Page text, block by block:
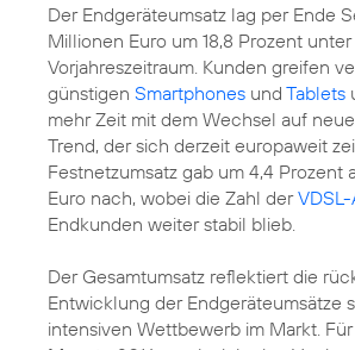
Der Endgeräteumsatz lag per Ende
Millionen Euro um 18,8 Prozent
Vorjahreszeitraum. Kunden greifen
günstigen Smartphones und Tablets
mehr Zeit mit dem Wechsel auf
Trend, der sich derzeit europaweit
Festnetzumsatz gab um 4,4 Prozent
Euro nach, wobei die Zahl der
Endkunden weiter stabil blieb.
Der Gesamtumsatz reflektiert die
Entwicklung der Endgeräteumsätze
intensiven Wettbewerb im Markt.